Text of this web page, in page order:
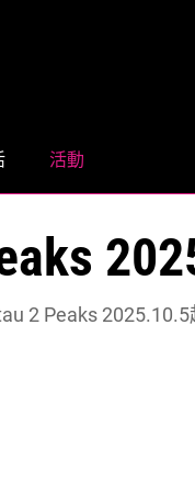
活動
2 Peaks 2025.10.5